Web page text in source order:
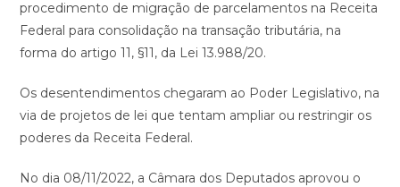
procedimento de migração de parcelamentos na Receita
Federal para consolidação na transação tributária, na
forma do artigo 11, §11, da Lei 13.988/20.
Os desentendimentos chegaram ao Poder Legislativo, na
via de projetos de lei que tentam ampliar ou restringir os
poderes da Receita Federal.
No dia 08/11/2022, a Câmara dos Deputados aprovou o